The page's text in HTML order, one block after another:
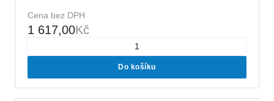
Cena bez DPH
1 617,00Kč
Do košíku